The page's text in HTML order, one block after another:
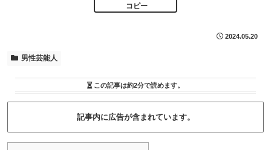
コピー
2024.05.20
男性芸能人
この記事は約2分で読めます。
記事内に広告が含まれています。